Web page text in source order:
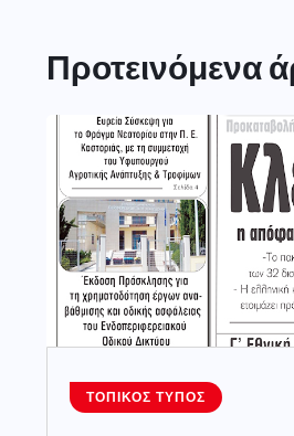
Προτεινόμενα
ΤΟΠΙΚΌΣ ΤΎΠΟΣ